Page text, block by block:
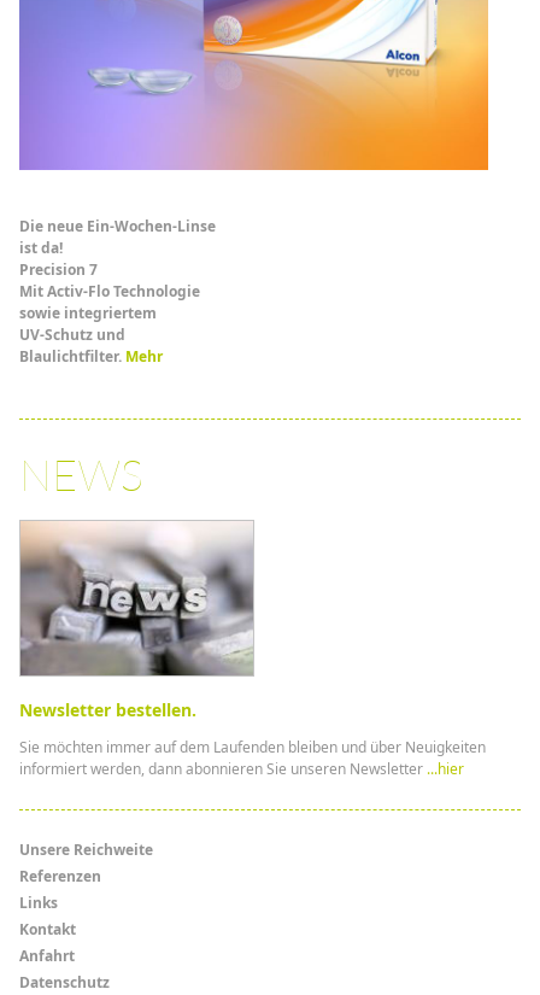
Die neue Ein-Wochen-Linse
ist da!
Precision 7
Mit Activ-Flo Technologie
sowie integriertem
UV-Schutz und
Blaulichtfilter. Mehr
NEWS
Newsletter bestellen.
Sie möchten immer auf dem Laufenden bleiben und über Neuigkeiten
informiert werden, dann abonnieren Sie unseren Newsletter ...hier
Menü
Links
Unsere Reichweite
Referenzen
Links
Kontakt
Anfahrt
Datenschutz